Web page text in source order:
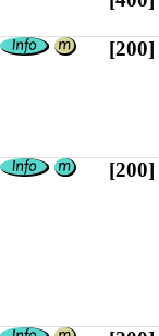
[200]
[200]